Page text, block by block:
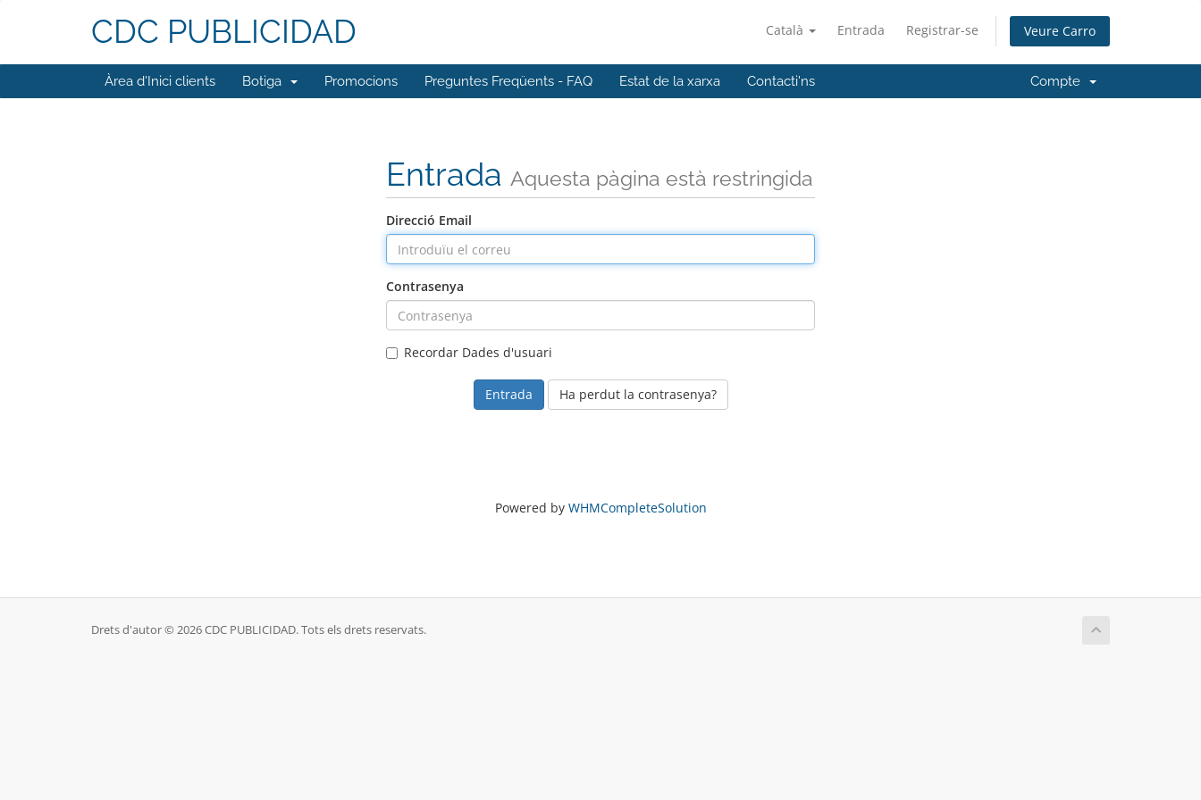
Català Entrada Registrar-se Veure Carro
CDC PUBLICIDAD
Àrea d'Inici clients Botiga Promocions Preguntes Freqüents - FAQ Estat de la xarxa Contacti'ns Compte
Entrada Aquesta pàgina està restringida
Direcció Email
Contrasenya
Recordar Dades d'usuari
Ha perdut la contrasenya?
Powered by WHMCompleteSolution
Drets d'autor © 2026 CDC PUBLICIDAD. Tots els drets reservats.